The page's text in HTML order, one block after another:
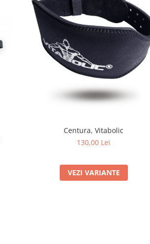
Centura, Vitabolic
130,00 Lei
VEZI VARIANTE